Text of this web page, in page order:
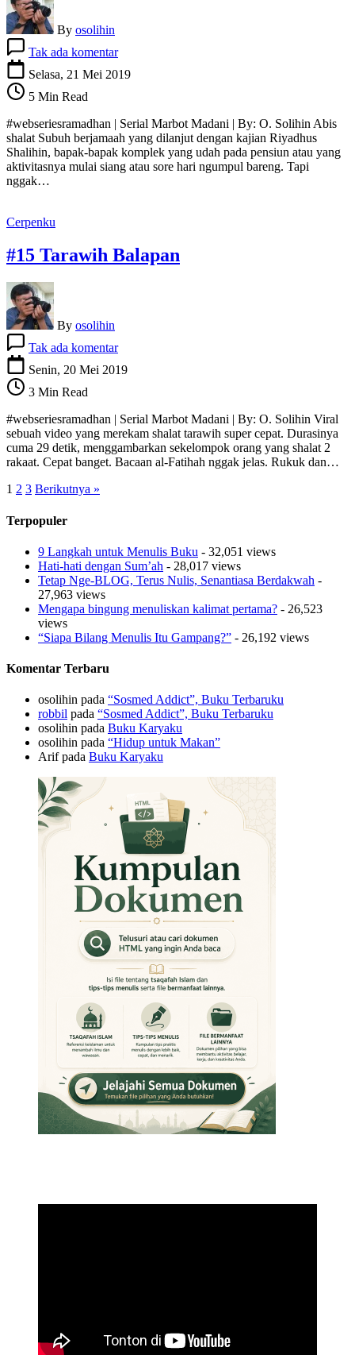
By osolihin
Tak ada komentar#16
Menang
Selasa, 21 Mei 2019
5 Min Read
#webseriesramadhan | Serial Marbot Madani | By: O. Solihin Abis
shalat Subuh berjamaah yang dilanjut dengan kajian Riyadhus
Shalihin, bapak-bapak komplek yang udah pada pensiun atau yang
aktivitasnya mulai siang atau sore hari ngumpul bareng. Tapi
nggak…
Cerpenku
#15 Tarawih Balapan
By osolihin
Tak ada komentar#15
Tarawih
Senin, 20 Mei 2019
3 Min Read
#webseriesramadhan | Serial Marbot Madani | By: O. Solihin Viral
sebuah video yang merekam shalat tarawih super cepat. Durasinya
cuma 29 detik, menggambarkan sekelompok orang yang shalat 2
rakaat. Cepat banget. Bacaan al-Fatihah nggak jelas. Rukuk dan…
1 2 3 Berikutnya »
Terpopuler
9 Langkah untuk Menulis Buku - 32,051 views
Hati-hati dengan Sum’ah - 28,017 views
Tetap Nge-BLOG, Terus Nulis, Senantiasa Berdakwah -
27,963 views
Mengapa bingung menuliskan kalimat pertama? - 26,523
views
“Siapa Bilang Menulis Itu Gampang?” - 26,192 views
Komentar Terbaru
osolihin pada “Sosmed Addict”, Buku Terbaruku
robbil pada “Sosmed Addict”, Buku Terbaruku
osolihin pada Buku Karyaku
osolihin pada “Hidup untuk Makan”
Arifpada Buku Karyaku